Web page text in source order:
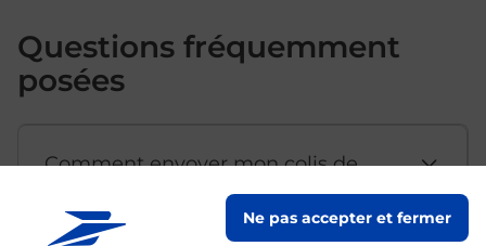
Ne pas accepter et fermer
Questions fréquemment
posées
Comment envoyer mon colis de